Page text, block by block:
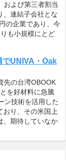
および第三者割当
、連結子会社とな
の企業であり、今
も小規模にとど
でUNIVA・Oak
先の台湾OBOOK
を好材料に急騰
ン技術を活用した
おり、その米国上
、期待していなか